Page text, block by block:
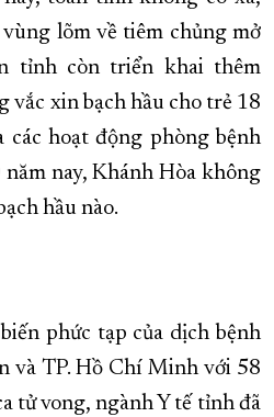
lõm về tiêm chủng mở
tỉnh còn triển khai thêm
vắc xin bạch hầu cho trẻ 18
các hoạt động phòng bệnh
nay, Khánh Hòa không
hầu nào.
phức tạp của dịch bệnh
và TP. Hồ Chí Minh với 58
tử vong, ngành Y tế tỉnh đã